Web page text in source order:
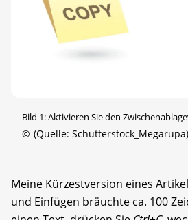
Bild 1: Aktivieren Sie den
© (Quelle: Schutterstock_Megarupa)
Meine Kürzestversion eines
und Einfügen bräuchte ca. 100